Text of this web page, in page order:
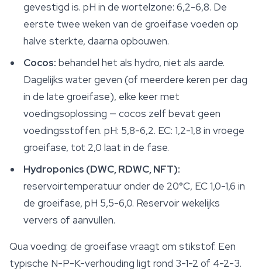
gevestigd is. pH in de wortelzone: 6,2-6,8. De
eerste twee weken van de groeifase voeden op
halve sterkte, daarna opbouwen.
Cocos: behandel het als hydro, niet als aarde.
Dagelijks water geven (of meerdere keren per dag
in de late groeifase), elke keer met
voedingsoplossing — cocos zelf bevat geen
voedingsstoffen. pH: 5,8-6,2. EC: 1,2-1,8 in vroege
groeifase, tot 2,0 laat in de fase.
Hydroponics (DWC, RDWC, NFT):
reservoirtemperatuur onder de 20°C, EC 1,0-1,6 in
de groeifase, pH 5,5-6,0. Reservoir wekelijks
ververs of aanvullen.
Qua voeding: de groeifase vraagt om stikstof. Een
typische N-P-K-verhouding ligt rond 3-1-2 of 4-2-3.